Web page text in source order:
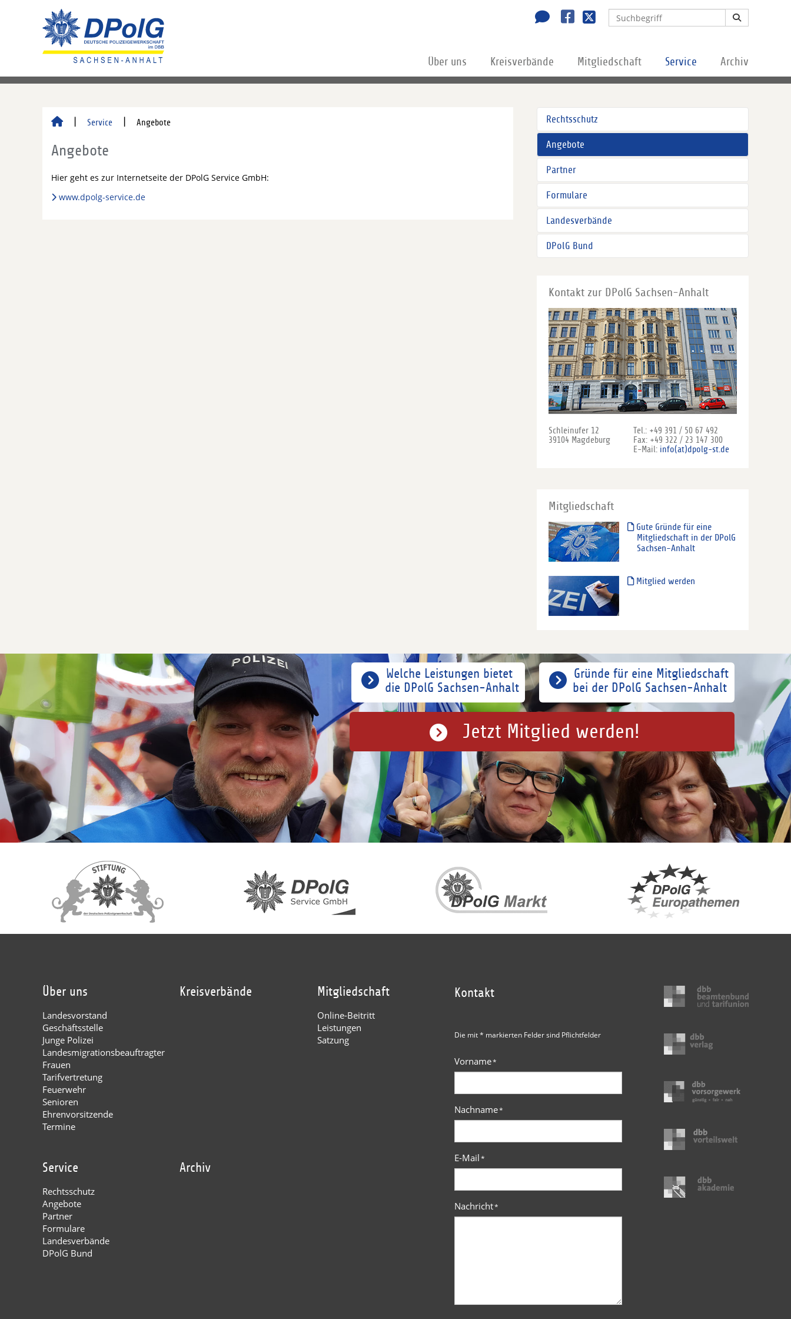
Über uns Kreisverbände Mitgliedschaft Service Archiv
Service Angebote
Angebote
Hier geht es zur Internetseite der DPolG Service GmbH:
www.dpolg-service.de
Rechtsschutz
Angebote
Partner
Formulare
Landesverbände
DPolG Bund
Kontakt zur DPolG Sachsen-Anhalt
Schleinufer 12
39104 Magdeburg
Tel.: +49 391 / 50 67 492
Fax: +49 322 / 23 147 300
E-Mail: info(at)dpolg-st.de
Mitgliedschaft
Gute Gründe für eine
Mitgliedschaft in der DPolG
Sachsen-Anhalt
Mitglied werden
Gründe für eine Mitgliedschaft
bei der DPolG Sachsen-Anhalt
Welche Leistungen bietet
die DPolG Sachsen-Anhalt
Jetzt Mitglied werden!
Über uns
Landesvorstand
Geschäftsstelle
Junge Polizei
Landesmigrationsbeauftragter
Frauen
Tarifvertretung
Feuerwehr
Senioren
Ehrenvorsitzende
Termine
Kreisverbände Mitgliedschaft
Online-Beitritt
Leistungen
Satzung
Service
Rechtsschutz
Angebote
Partner
Formulare
Landesverbände
DPolG Bund
Archiv
Kontakt
Die mit * markierten Felder sind Pflichtfelder
Vorname*
Nachname*
E-Mail*
Nachricht*